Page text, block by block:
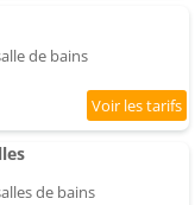
de bains
de bains